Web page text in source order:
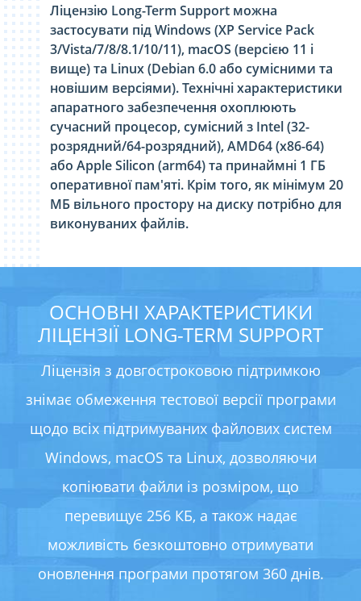
Ліцензію Long-Term Support можна
застосувати під Windows (XP Service Pack
3/Vista/7/8/8.1/10/11), macOS (версією 11 і
вище) та Linux (Debian 6.0 або сумісними та
новішим версіями). Технічні характеристики
апаратного забезпечення охоплюють
сучасний процесор, сумісний з Intel (32-
розрядний/64-розрядний), AMD64 (x86-64)
або Apple Silicon (arm64) та принаймні 1 ГБ
оперативної пам'яті. Крім того, як мінімум 20
МБ вільного простору на диску потрібно для
виконуваних файлів.
ОСНОВНІ ХАРАКТЕРИСТИКИ
ЛІЦЕНЗІЇ LONG-TERM SUPPORT
Ліцензія з довгостроковою підтримкою
знімає обмеження тестової версії програми
щодо всіх підтримуваних файлових систем
Windows, macOS та Linux, дозволяючи
копіювати файли із розміром, що
перевищує 256 КБ, а також надає
можливість безкоштовно отримувати
оновлення програми протягом 360 днів.